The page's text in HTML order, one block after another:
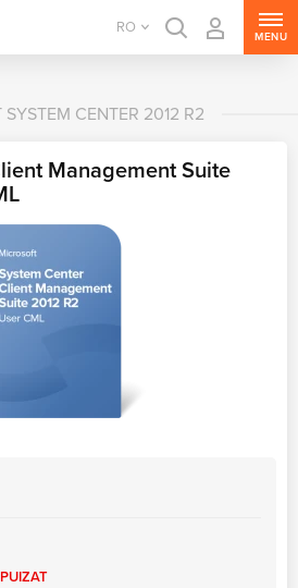
RO
MENU
Server
CENTER 2012 R2
Management Suite